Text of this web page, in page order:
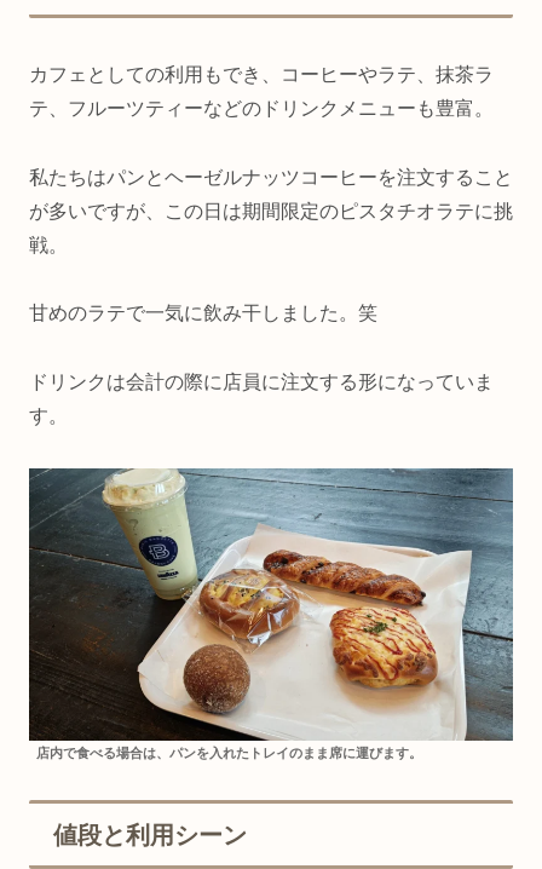
カフェとしての利用もでき、コーヒーやラテ、抹茶ラ
テ、フルーツティーなどのドリンクメニューも豊富。
私たちはパンとヘーゼルナッツコーヒーを注文すること
が多いですが、この日は期間限定のピスタチオラテに挑
戦。
甘めのラテで一気に飲み干しました。笑
ドリンクは会計の際に店員に注文する形になっていま
す。
店内で食べる場合は、パンを入れたトレイのまま席に運びます。
値段と利用シーン